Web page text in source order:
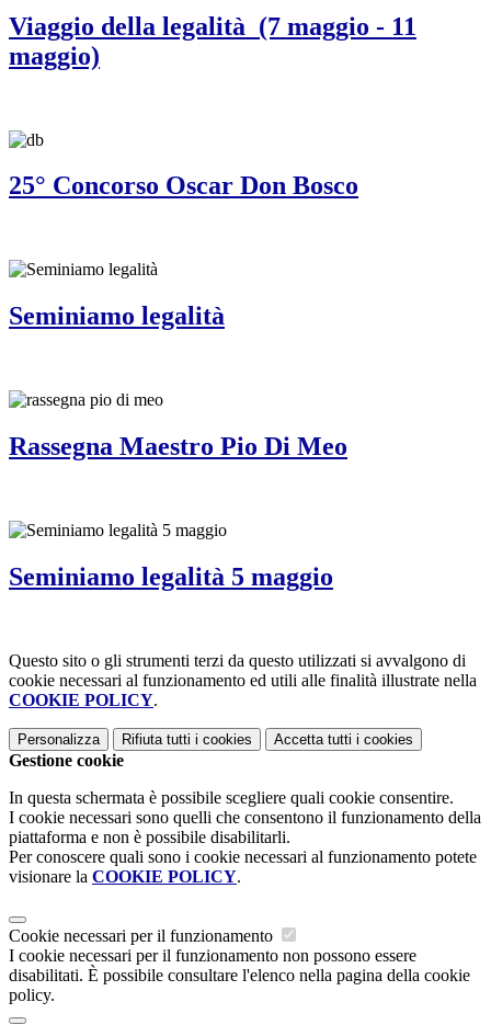
Viaggio della legalità (7 maggio - 11
maggio)
25° Concorso Oscar Don Bosco
Seminiamo legalità
Rassegna Maestro Pio Di Meo
Seminiamo legalità 5 maggio
Questo sito o gli strumenti terzi da questo utilizzati si avvalgono di
cookie necessari al funzionamento ed utili alle finalità illustrate nella
COOKIE POLICY.
Personalizza Rifiuta tutti i cookies Accetta tutti i cookies
Gestione cookie
In questa schermata è possibile scegliere quali cookie consentire.
I cookie necessari sono quelli che consentono il funzionamento della
piattaforma e non è possibile disabilitarli.
Per conoscere quali sono i cookie necessari al funzionamento potete
visionare la COOKIE POLICY.
Cookie necessari per il funzionamento
I cookie necessari per il funzionamento non possono essere
disabilitati. È possibile consultare l'elenco nella pagina della cookie
policy.